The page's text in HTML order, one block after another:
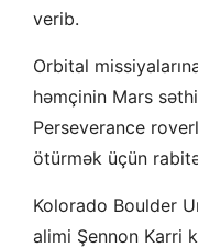
verib.
Orbital
həmçinin Mars
Perseverance
ötürmək üçün
Kolorado Boulder
alimi Şennon Karri